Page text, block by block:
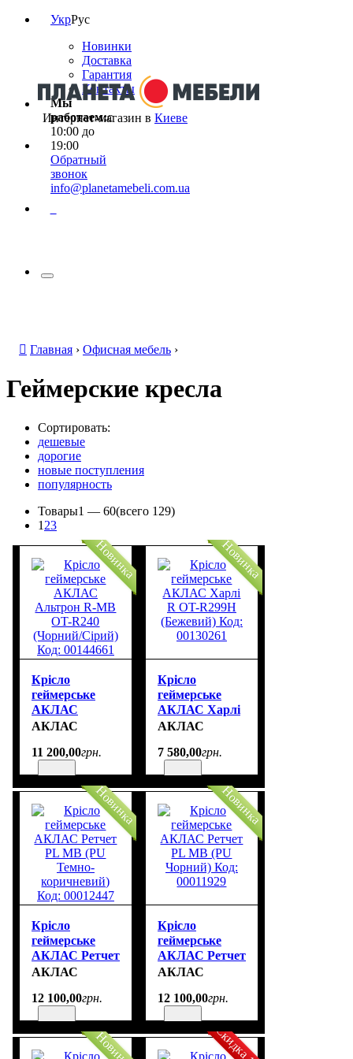
УкрРус
Новинки
Доставка
Гарантия
Контакты
Мы
работаем:с
10:00 до
19:00
Обратный
звонок
info@planetamebeli.com.ua
Интернет-магазин в Киеве
Главная › Офисная мебель ›
Геймерские кресла
Сортировать:
дешевые
дорогие
новые поступления
популярность
Товары1 — 60(всего 129)
1 23
Новинка
Крісло
геймерське
АКЛАС
Альтрон R-MB
(Чорний/
00144661
АКЛАС
11 200,00грн.
Новинка
Крісло
геймерське
АКЛАС Харлі
R OT-R299H
00130261
АКЛАС
7 580,00грн.
Новинка
Крісло
геймерське
АКЛАС Ретчет
PL MB (PU
коричневий)
АКЛАС
12 100,00грн.
Новинка
Крісло
геймерське
АКЛАС Ретчет
PL MB (PU
00011929
АКЛАС
12 100,00грн.